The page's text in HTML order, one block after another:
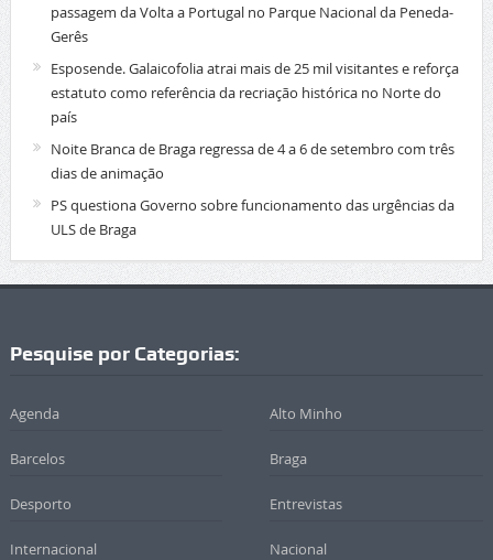
passagem da Volta a Portugal no Parque Nacional da Peneda-
Gerês
Esposende. Galaicofolia atrai mais de 25 mil visitantes e reforça
estatuto como referência da recriação histórica no Norte do
país
Noite Branca de Braga regressa de 4 a 6 de setembro com três
dias de animação
PS questiona Governo sobre funcionamento das urgências da
ULS de Braga
Pesquise por Categorias:
Agenda Alto Minho
Barcelos Braga
Desporto Entrevistas
Internacional Nacional